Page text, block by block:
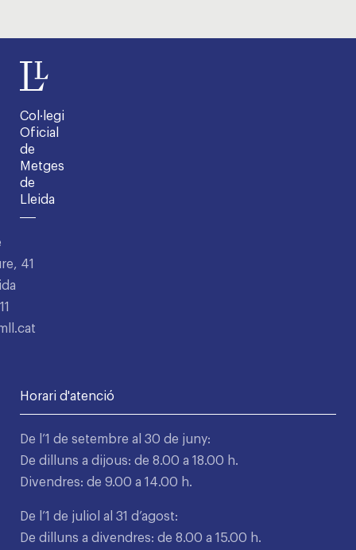
Col·legi
Oficial
de
Metges
de
Lleida
41
Horari d'atenció
De l’1 de setembre al 30 de juny:
De dilluns a dijous: de 8.00 a 18.00 h.
Divendres: de 9.00 a 14.00 h.
De l’1 de juliol al 31 d’agost:
De dilluns a divendres: de 8.00 a 15.00 h.